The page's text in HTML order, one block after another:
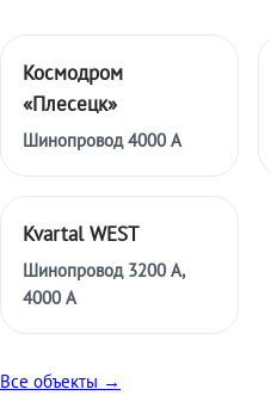
Космодром
«Плесецк»
Шинопровод 4000 А
Kvartal WEST
Шинопровод 3200 А,
4000 А
Все объекты →